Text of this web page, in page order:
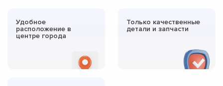
Удобное
расположение в
центре города
Только качественные
детали и запчасти